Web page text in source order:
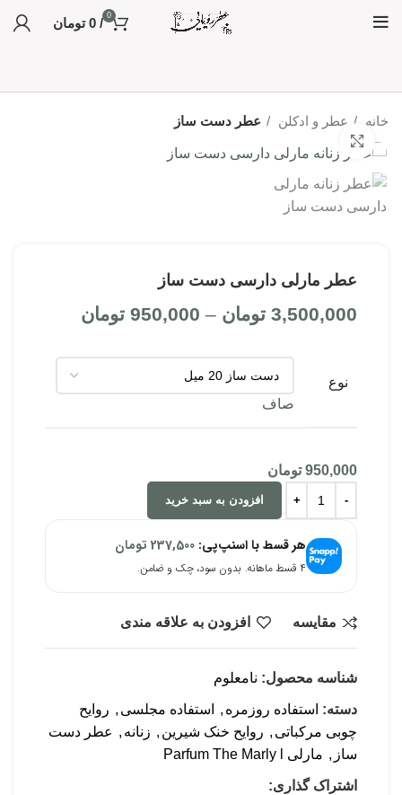
0
/
0 تومان
خانه عطر و ادکلن عطر دست ساز
عطر مارلی دارسی دست ساز
3,500,000 تومان –
950,000 تومان
نوع
صاف
950,000 تومان
افزودن به سبد خرید
هر قسط با اسنپ‌پی: 237,500 تومان
۴ قسط ماهانه. بدون سود، چک و ضامن.
مقایسه افزودن به علاقه مندی
شناسه محصول: نامعلوم
دسته: استفاده روزمره , استفاده مجلسی , روایح
چوبی مرکباتی , روایح خنک شیرین , زنانه , عطر دست
ساز , مارلی Parfum The Marly l
اشتراک گذاری: